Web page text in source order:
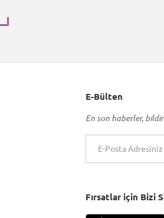
E-Bülten
En son haberler,
Fırsatlar için Bizi